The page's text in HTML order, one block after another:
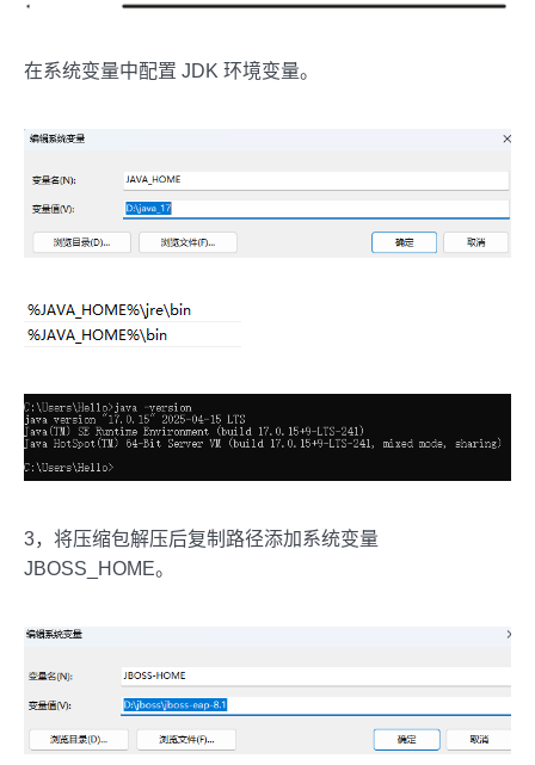
在系统变量中配置 JDK 环境变量。
3，将压缩包解压后复制路径添加系统变量
JBOSS_HOME。